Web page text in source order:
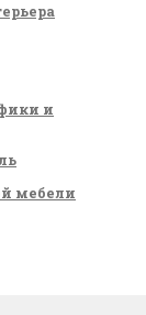
и
мебели